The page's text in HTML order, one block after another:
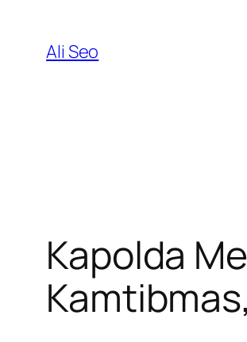
content
Ali Seo
Kapolda